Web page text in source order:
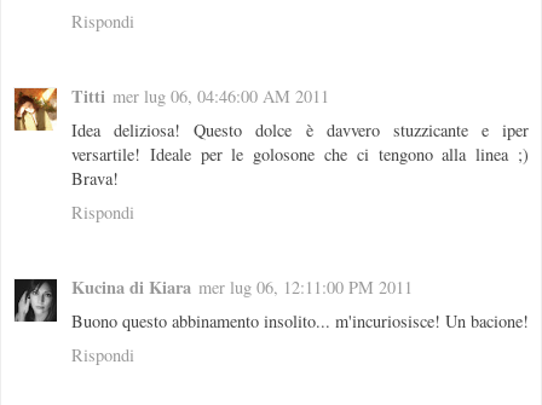
Rispondi
Titti mer lug 06, 04:46:00 AM 2011
Idea deliziosa! Questo dolce è davvero stuzzicante e iper
versartile! Ideale per le golosone che ci tengono alla linea ;)
Brava!
Rispondi
Kucina di Kiara mer lug 06, 12:11:00 PM 2011
Buono questo abbinamento insolito... m'incuriosisce! Un bacione!
Rispondi